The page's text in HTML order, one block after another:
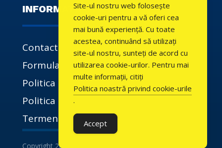
INFORMATII UTILE
Contact
Formulare
Politica de confidentialitate
Politica de cookie-uri
Termeni si conditii
Copyright 2023 | by InfoBitConsult
Site-ul nostru web folosește
cookie-uri pentru a vă oferi cea
mai bună experiență. Cu toate
acestea, continuând să utilizați
site-ul nostru, sunteți de acord cu
utilizarea cookie-urilor. Pentru mai
multe informații, citiți
Politica noastră privind cookie-urile
.
Accept